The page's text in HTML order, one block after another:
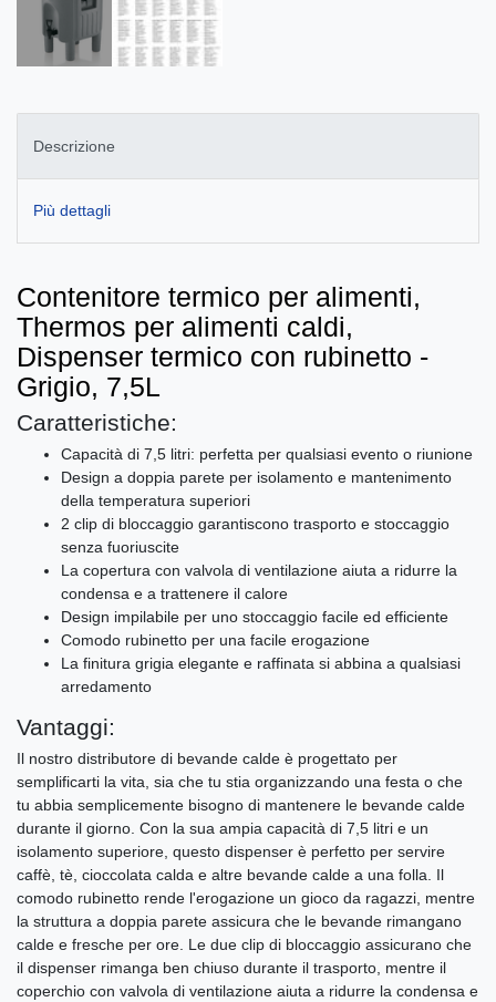
Descrizione
Più dettagli
Contenitore termico per alimenti,
Thermos per alimenti caldi,
Dispenser termico con rubinetto -
Grigio, 7,5L
Caratteristiche:
Capacità di 7,5 litri: perfetta per qualsiasi evento o riunione
Design a doppia parete per isolamento e mantenimento
della temperatura superiori
2 clip di bloccaggio garantiscono trasporto e stoccaggio
senza fuoriuscite
La copertura con valvola di ventilazione aiuta a ridurre la
condensa e a trattenere il calore
Design impilabile per uno stoccaggio facile ed efficiente
Comodo rubinetto per una facile erogazione
La finitura grigia elegante e raffinata si abbina a qualsiasi
arredamento
Vantaggi:
Il nostro distributore di bevande calde è progettato per
semplificarti la vita, sia che tu stia organizzando una festa o che
tu abbia semplicemente bisogno di mantenere le bevande calde
durante il giorno. Con la sua ampia capacità di 7,5 litri e un
isolamento superiore, questo dispenser è perfetto per servire
caffè, tè, cioccolata calda e altre bevande calde a una folla. Il
comodo rubinetto rende l'erogazione un gioco da ragazzi, mentre
la struttura a doppia parete assicura che le bevande rimangano
calde e fresche per ore. Le due clip di bloccaggio assicurano che
il dispenser rimanga ben chiuso durante il trasporto, mentre il
coperchio con valvola di ventilazione aiuta a ridurre la condensa e